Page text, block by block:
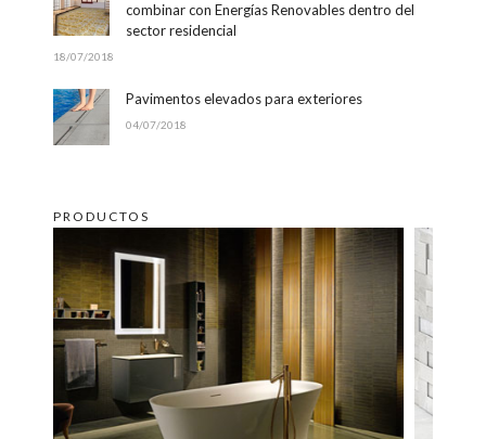
combinar con Energías Renovables dentro del
sector residencial
18/07/2018
Pavimentos elevados para exteriores
04/07/2018
PRODUCTOS